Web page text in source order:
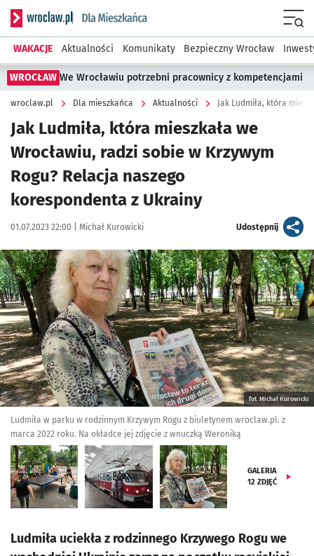
Serwis informacyjny wroclaw.pl podserwis: Dla mieszkańca
WAKACJE Aktualności Komunikaty Bezpieczny Wrocław
WROCŁAW We Wrocławiu potrzebni pracownicy z kompetencjami
wroclaw.pl Dla mieszkańca Aktualności
Jak Ludmiła, która mieszkała we
Wrocławiu, radzi sobie w Krzywym
Rogu? Relacja naszego
korespondenta z Ukrainy
Data publikacji:
01.07.2023 22:00 | Autor:
Michał Kurowicki Udostępnijartykuł
Kliknij, aby zobaczyć galerię
fot. Michał Kurowicki
Ludmiła w parku w rodzinnym Krzywym Rogu z biuletynem wroclaw.pl. z
marca 2022 roku. Na okładce jej zdjęcie z wnuczką Weroniką
GALERIA
12 ZDJĘĆ
Ludmiła uciekła z rodzinnego Krzywego Rogu we